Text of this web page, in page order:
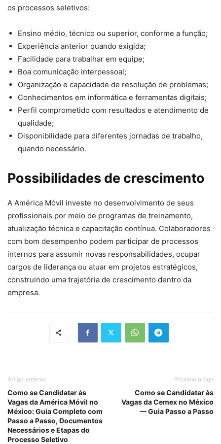
os processos seletivos:
Ensino médio, técnico ou superior, conforme a função;
Experiência anterior quando exigida;
Facilidade para trabalhar em equipe;
Boa comunicação interpessoal;
Organização e capacidade de resolução de problemas;
Conhecimentos em informática e ferramentas digitais;
Perfil comprometido com resultados e atendimento de
qualidade;
Disponibilidade para diferentes jornadas de trabalho,
quando necessário.
Possibilidades de crescimento
A América Móvil investe no desenvolvimento de seus
profissionais por meio de programas de treinamento,
atualização técnica e capacitação contínua. Colaboradores
com bom desempenho podem participar de processos
internos para assumir novas responsabilidades, ocupar
cargos de liderança ou atuar em projetos estratégicos,
construindo uma trajetória de crescimento dentro da
empresa.
Artigo anterior
Como se Candidatar às
Vagas da América Móvil no
México: Guia Completo com
Passo a Passo, Documentos
Necessários e Etapas do
Processo Seletivo
Próximo artigo
Como se Candidatar às
Vagas da Cemex no México
— Guia Passo a Passo